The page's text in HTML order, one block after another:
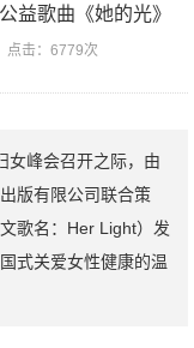
益歌曲《她的光》
点击：6779次
女峰会召开之际，由
版有限公司联合策
歌名：Her Light）发
式关爱女性健康的温